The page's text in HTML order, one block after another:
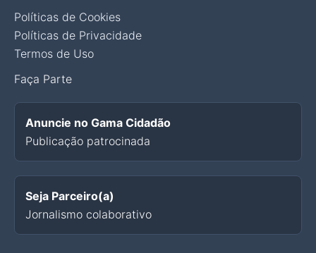
Políticas de Cookies
Políticas de Privacidade
Termos de Uso
Faça Parte
Anuncie no Gama Cidadão
Publicação patrocinada
Seja Parceiro(a)
Jornalismo colaborativo